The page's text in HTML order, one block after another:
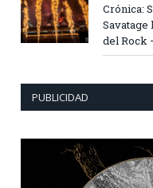
Crónica:
Savatage
del Rock
PUBLICIDAD